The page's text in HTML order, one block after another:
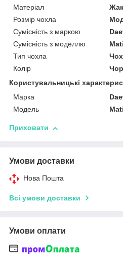
Матеріал
Розмір чохла
Сумісність з маркою
Сумісність з моделлю
Тип чохла
Колір
Користувальницькі
Марка
Модель
Приховати
Умови доставки
Нова Пошта
Всі умови доставки
Умови оплати